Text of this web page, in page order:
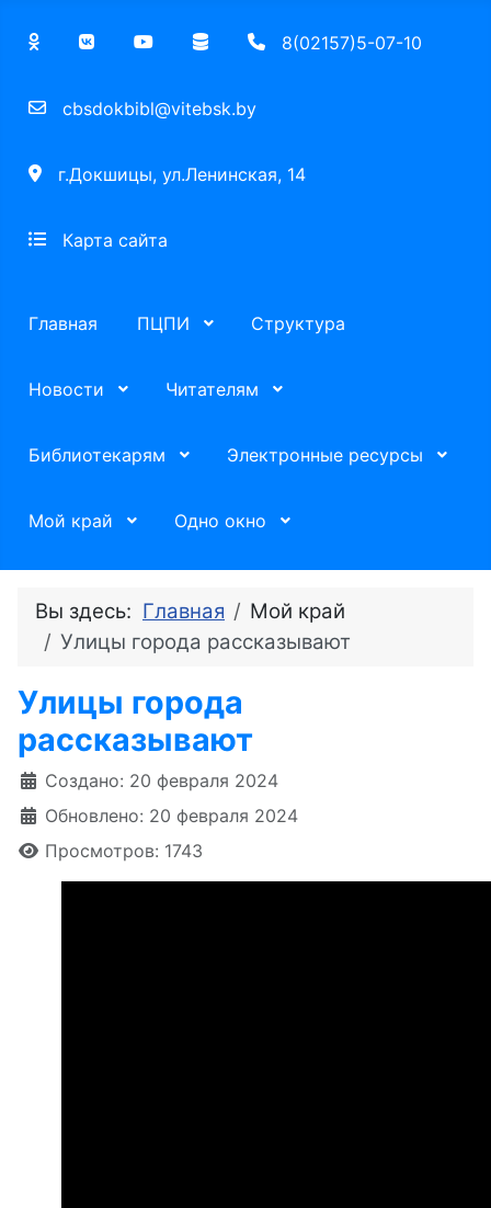
8(02157)5-07-10
cbsdokbibl@vitebsk.by
г.Докшицы, ул.Ленинская, 14
Карта сайта
Главная ПЦПИ Структура
Новости Читателям
Библиотекарям Электронные ресурсы
Мой край Одно окно
Вы здесь: Главная
Мой край
Улицы города рассказывают
Улицы города
рассказывают
Информация о материале
Создано: 20 февраля 2024
Обновлено: 20 февраля 2024
Просмотров: 1743